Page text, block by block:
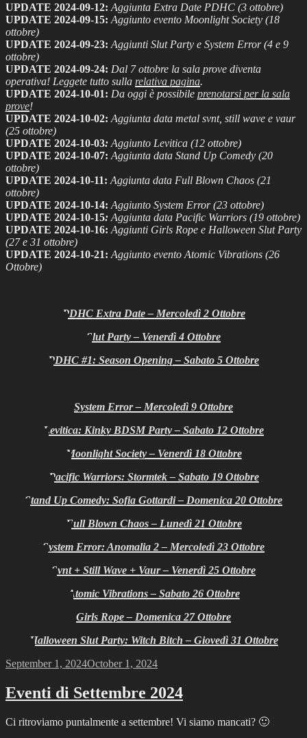
UPDATE 2024-09-12: Aggiunta Extra Date PDHC (3 ottobre)
UPDATE 2024-09-15: Aggiunto evento Moonlight Society (18
ottobre)
UPDATE 2024-09-23: Aggiunti Slut Party e System Error (4 e 9
ottobre)
UPDATE 2024-09-24: Dal 7 ottobre la sala prove diventa
operativa! Leggete tutto sulla relativa pagina.
UPDATE 2024-10-01: Da oggi è possibile prenotarsi per la sala
prove!
UPDATE 2024-10-02: Aggiunta data metal svnt, still wave e vaur
(25 ottobre)
UPDATE 2024-10-03: Aggiunto Levitica (12 ottobre)
UPDATE 2024-10-07: Aggiunta data Stand Up Comedy (20
ottobre)
UPDATE 2024-10-11: Aggiunta data Full Blown Chaos (21
ottobre)
UPDATE 2024-10-14: Aggiunto System Error (23 ottobre)
UPDATE 2024-10-15: Aggiunta data Pacific Warriors (19 ottobre)
UPDATE 2024-10-16: Aggiunti Girls Rope e Halloween Slut Party
(27 e 31 ottobre)
UPDATE 2024-10-21: Aggiunto evento Atomic Vibrations (26
Ottobre)
PDHC Extra Date – Mercoledì 2 Ottobre
Slut Party – Venerdì 4 Ottobre
PDHC #1: Season Opening – Sabato 5 Ottobre
System Error – Mercoledì 9 Ottobre
Levitica: Kinky BDSM Party – Sabato 12 Ottobre
Moonlight Society – Venerdì 18 Ottobre
Pacific Warriors: Stormtek – Sabato 19 Ottobre
Stand Up Comedy: Sofia Gottardi – Domenica 20 Ottobre
Full Blown Chaos – Lunedì 21 Ottobre
System Error: Anomalia 2 – Mercoledì 23 Ottobre
Svnt + Still Wave + Vaur – Venerdì 25 Ottobre
Atomic Vibrations – Sabato 26 Ottobre
Girls Rope – Domenica 27 Ottobre
Halloween Slut Party: Witch Bitch – Giovedì 31 Ottobre
Posted
September 1, 2024October 1, 2024
Eventi di Settembre 2024
Ci ritroviamo puntalmente a settembre! Vi siamo mancati? 🙂